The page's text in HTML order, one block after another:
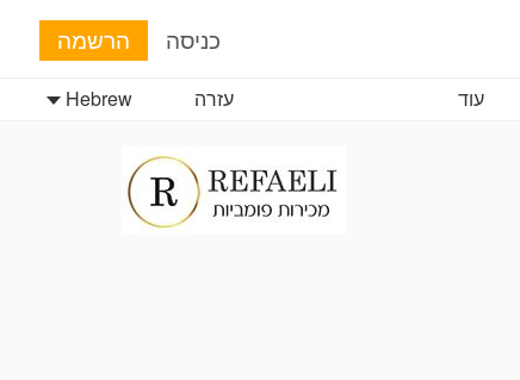
כניסה הרשמה
עוד Hebrew עזרה